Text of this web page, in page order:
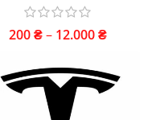
200₴– 12.000₴